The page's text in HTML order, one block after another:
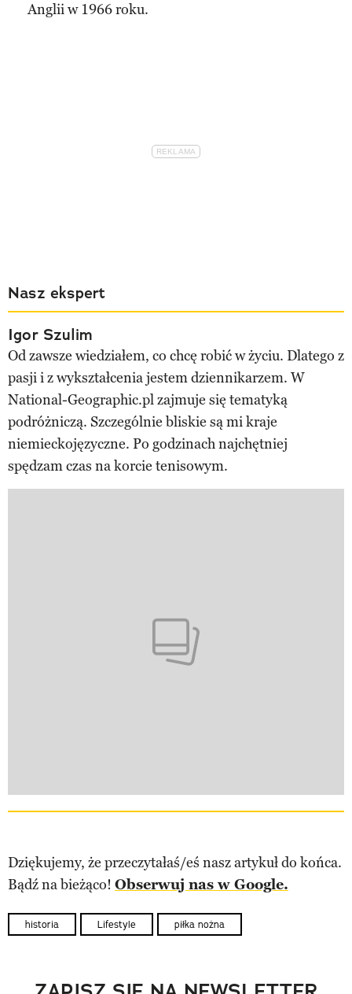
Anglii w 1966 roku.
Nasz ekspert
Igor Szulim
Od zawsze wiedziałem, co chcę robić w życiu. Dlatego z
pasji i z wykształcenia jestem dziennikarzem. W
National-Geographic.pl zajmuje się tematyką
podróżniczą. Szczególnie bliskie są mi kraje
niemieckojęzyczne. Po godzinach najchętniej
spędzam czas na korcie tenisowym.
Dziękujemy, że przeczytałaś/eś nasz artykuł do końca.
Bądź na bieżąco! Obserwuj nas w Google.
historia Lifestyle piłka nożna